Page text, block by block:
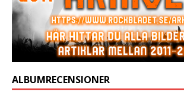
ALBUMRECENSIONER